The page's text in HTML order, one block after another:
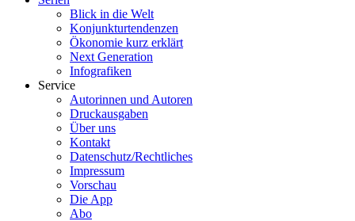
Blick in die Welt
Konjunkturtendenzen
Ökonomie kurz erklärt
Next Generation
Infografiken
Service
Autorinnen und Autoren
Druckausgaben
Über uns
Kontakt
Datenschutz/Rechtliches
Impressum
Vorschau
Die App
Abo